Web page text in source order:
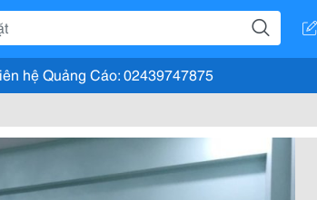
hệ Quảng Cáo: 02439747875